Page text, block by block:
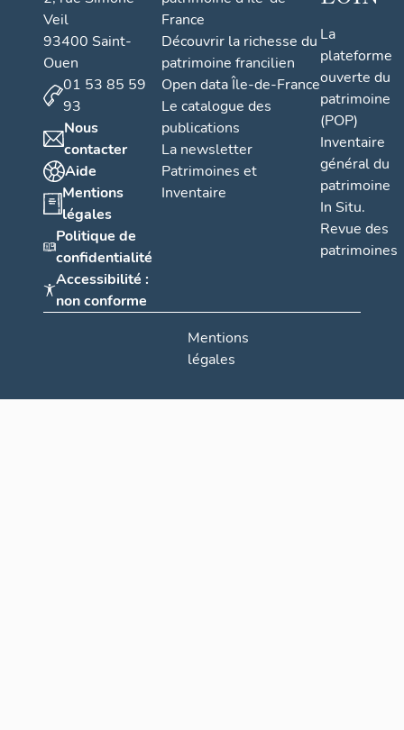
Veil
93400 Saint-
Ouen
01 53 85 59
93
Nous
contacter
Aide
Mentions
légales
Politique de
confidentialité
Accessibilité :
non conforme
France
Découvrir la richesse du
patrimoine francilien
Open data Île-de-France
Le catalogue des
publications
La newsletter
Patrimoines et
Inventaire
La
plateforme
ouverte du
patrimoine
(POP)
Inventaire
général du
patrimoine
In Situ.
Revue des
patrimoines
Mentions
légales